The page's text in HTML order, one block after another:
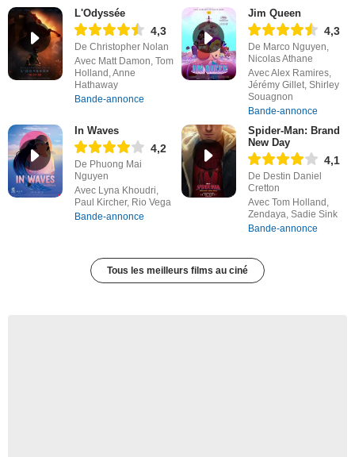
L'Odyssée
4,3
De Christopher Nolan
Avec Matt Damon, Tom
Holland, Anne
Hathaway
Bande-annonce
Jim Queen
4,3
De Marco Nguyen,
Nicolas Athane
Avec Alex Ramires,
Jérémy Gillet, Shirley
Souagnon
Bande-annonce
In Waves
4,2
De Phuong Mai
Nguyen
Avec Lyna Khoudri,
Paul Kircher, Rio Vega
Bande-annonce
Spider-Man: Brand
New Day
4,1
De Destin Daniel
Cretton
Avec Tom Holland,
Zendaya, Sadie Sink
Bande-annonce
Tous les meilleurs films au ciné